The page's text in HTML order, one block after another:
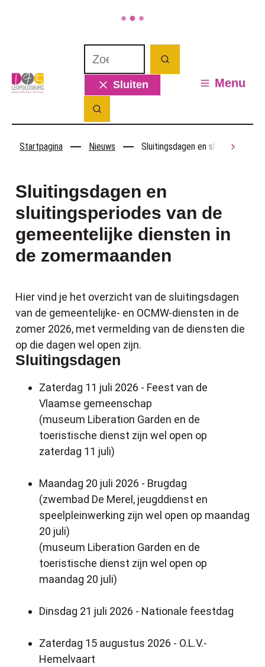
Leopoldsburg
Zoeken
Sluiten
Zoek tonen / verbergen
Menu
scroll
Startpagina Nieuws Sluitingsdagen en
Sluitingsdagen en
sluitingsperiodes van de
gemeentelijke diensten in
de zomermaanden
Hier vind je het overzicht van de sluitingsdagen
van de gemeentelijke- en OCMW-diensten in de
zomer 2026, met vermelding van de diensten die
op die dagen wel open zijn.
Sluitingsdagen
Zaterdag 11 juli 2026 - Feest van de
Vlaamse gemeenschap
(museum Liberation Garden en de
toeristische dienst zijn wel open op
zaterdag 11 juli)
Maandag 20 juli 2026 - Brugdag
(zwembad De Merel, jeugddienst en
speelpleinwerking zijn wel open op maandag
20 juli)
(museum Liberation Garden en de
toeristische dienst zijn wel open op
maandag 20 juli)
Dinsdag 21 juli 2026 - Nationale feestdag
Zaterdag 15 augustus 2026 - O.L.V.-
Hemelvaart